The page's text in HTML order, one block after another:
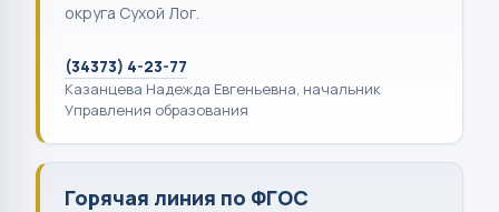
округа Сухой Лог.
(34373) 4-23-77
Казанцева Надежда Евгеньевна, начальник
Управления образования
Горячая линия по ФГОС